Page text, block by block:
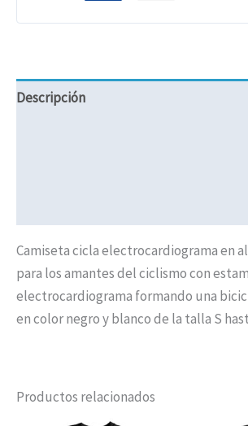
Descripción
Camiseta cicla electrocardiograma en
para los amantes del ciclismo con
electrocardiograma formando una
en color negro y blanco de la talla S
Productos relacionados